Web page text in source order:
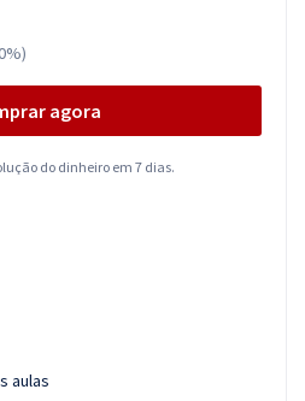
agora
do dinheiro em 7 dias.
aulas